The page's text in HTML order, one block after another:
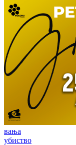
вања
убиство